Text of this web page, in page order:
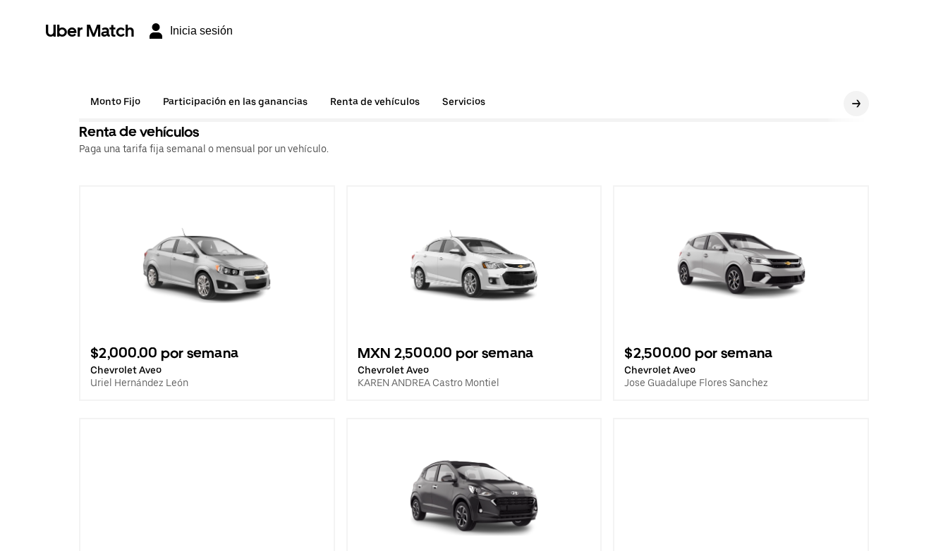
Uber Match Inicia sesión
Monto Fijo Participación en las ganancias Renta de vehículos Servicios
Renta de vehículos
Paga una tarifa fija semanal o mensual por un vehículo.
$2,000.00 por semana
Chevrolet Aveo
Uriel Hernández León
MXN 2,500.00 por semana
Chevrolet Aveo
KAREN ANDREA Castro Montiel
$2,500.00 por semana
Chevrolet Aveo
Jose Guadalupe Flores Sanchez